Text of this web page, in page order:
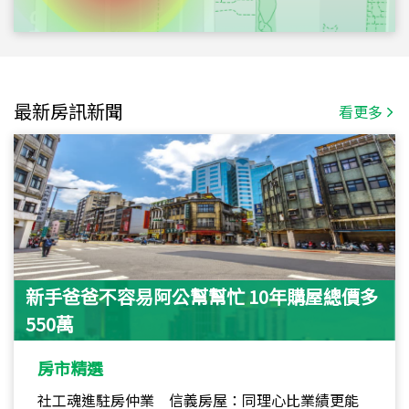
最新房訊新聞 看更多
新手爸爸不容易阿公幫幫忙 10年購屋總價多
550萬
房市精選
社工魂進駐房仲業 信義房屋：同理心比業績更能